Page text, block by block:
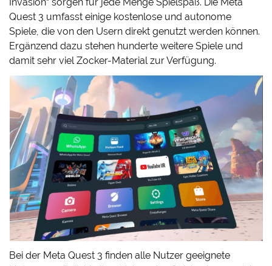
Quest 3 umfasst einige kostenlose und autonome
Spiele, die von den Usern direkt genutzt werden können.
Ergänzend dazu stehen hunderte weitere Spiele und
damit sehr viel Zocker-Material zur Verfügung.
Bei der Meta Quest 3 finden alle Nutzer geeignete